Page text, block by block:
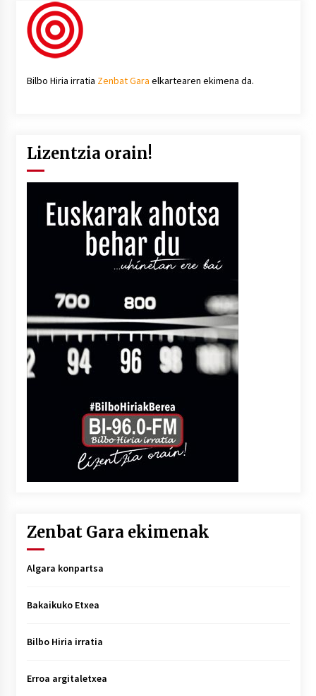
Bilbo Hiria irratia Zenbat Gara elkartearen ekimena da.
Lizentzia orain!
Zenbat Gara ekimenak
Algara konpartsa
Bakaikuko Etxea
Bilbo Hiria irratia
Erroa argitaletxea